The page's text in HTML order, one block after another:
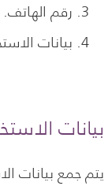
رقم الهاتف.
بيانات
بيانات
يتم جمع بيانات